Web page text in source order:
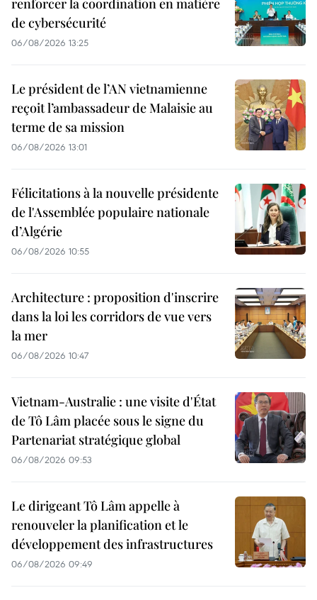
renforcer la coordination en matière
de cybersécurité
06/08/2026 13:25
Le président de l’AN vietnamienne
reçoit l’ambassadeur de Malaisie au
terme de sa mission
06/08/2026 13:01
Félicitations à la nouvelle présidente
de l'Assemblée populaire nationale
d’Algérie
06/08/2026 10:55
Architecture : proposition d'inscrire
dans la loi les corridors de vue vers
la mer
06/08/2026 10:47
Vietnam-Australie : une visite d'État
de Tô Lâm placée sous le signe du
Partenariat stratégique global
06/08/2026 09:53
Le dirigeant Tô Lâm appelle à
renouveler la planification et le
développement des infrastructures
06/08/2026 09:49